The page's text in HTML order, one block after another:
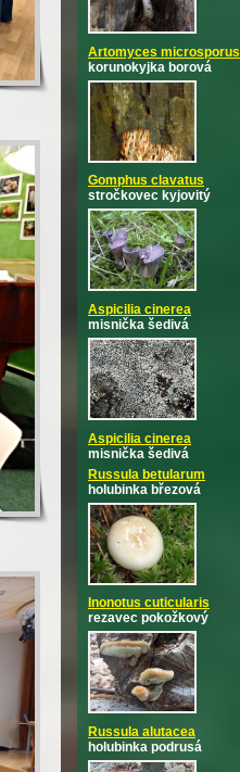
Artomyces microsporus
korunokyjka borová
Gomphus clavatus
stročkovec kyjovitý
Aspicilia cinerea
misnička šedivá
Aspicilia cinerea
misnička šedivá
Russula betularum
holubinka březová
Inonotus cuticularis
rezavec pokožkový
Russula alutacea
holubinka podrusá